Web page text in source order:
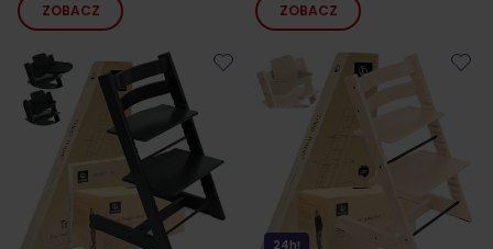
ZOBACZ
ZOBACZ
24h!